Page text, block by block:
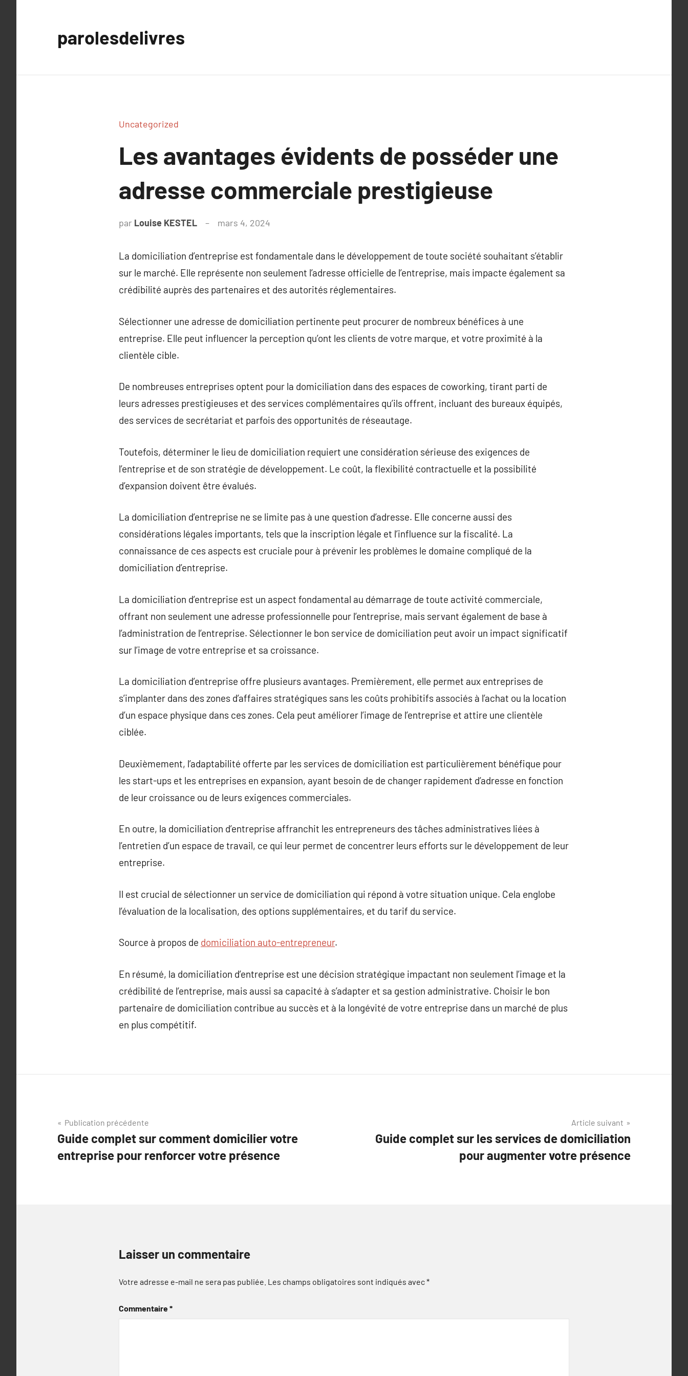
parolesdelivres
Uncategorized
Les avantages évidents de posséder une
adresse commerciale prestigieuse
par Louise KESTEL mars 4, 2024
La domiciliation d’entreprise est fondamentale dans le développement de toute société souhaitant s’établir
sur le marché. Elle représente non seulement l’adresse officielle de l’entreprise, mais impacte également sa
crédibilité auprès des partenaires et des autorités réglementaires.
Sélectionner une adresse de domiciliation pertinente peut procurer de nombreux bénéfices à une
entreprise. Elle peut influencer la perception qu’ont les clients de votre marque, et votre proximité à la
clientèle cible.
De nombreuses entreprises optent pour la domiciliation dans des espaces de coworking, tirant parti de
leurs adresses prestigieuses et des services complémentaires qu’ils offrent, incluant des bureaux équipés,
des services de secrétariat et parfois des opportunités de réseautage.
Toutefois, déterminer le lieu de domiciliation requiert une considération sérieuse des exigences de
l’entreprise et de son stratégie de développement. Le coût, la flexibilité contractuelle et la possibilité
d’expansion doivent être évalués.
La domiciliation d’entreprise ne se limite pas à une question d’adresse. Elle concerne aussi des
considérations légales importants, tels que la inscription légale et l’influence sur la fiscalité. La
connaissance de ces aspects est cruciale pour à prévenir les problèmes le domaine compliqué de la
domiciliation d’entreprise.
La domiciliation d’entreprise est un aspect fondamental au démarrage de toute activité commerciale,
offrant non seulement une adresse professionnelle pour l’entreprise, mais servant également de base à
l’administration de l’entreprise. Sélectionner le bon service de domiciliation peut avoir un impact significatif
sur l’image de votre entreprise et sa croissance.
La domiciliation d’entreprise offre plusieurs avantages. Premièrement, elle permet aux entreprises de
s’implanter dans des zones d’affaires stratégiques sans les coûts prohibitifs associés à l’achat ou la location
d’un espace physique dans ces zones. Cela peut améliorer l’image de l’entreprise et attire une clientèle
ciblée.
Deuxièmement, l’adaptabilité offerte par les services de domiciliation est particulièrement bénéfique pour
les start-ups et les entreprises en expansion, ayant besoin de de changer rapidement d’adresse en fonction
de leur croissance ou de leurs exigences commerciales.
En outre, la domiciliation d’entreprise affranchit les entrepreneurs des tâches administratives liées à
l’entretien d’un espace de travail, ce qui leur permet de concentrer leurs efforts sur le développement de leur
entreprise.
Il est crucial de sélectionner un service de domiciliation qui répond à votre situation unique. Cela englobe
l’évaluation de la localisation, des options supplémentaires, et du tarif du service.
Source à propos de domiciliation auto-entrepreneur.
En résumé, la domiciliation d’entreprise est une décision stratégique impactant non seulement l’image et la
crédibilité de l’entreprise, mais aussi sa capacité à s’adapter et sa gestion administrative. Choisir le bon
partenaire de domiciliation contribue au succès et à la longévité de votre entreprise dans un marché de plus
en plus compétitif.
Navigation
de
l’article
Publication précédente
Guide complet sur comment domicilier votre
entreprise pour renforcer votre présence
Article suivant
Guide complet sur les services de domiciliation
pour augmenter votre présence
Laisser un commentaire
Votre adresse e-mail ne sera pas publiée. Les champs obligatoires sont indiqués avec*
Commentaire*